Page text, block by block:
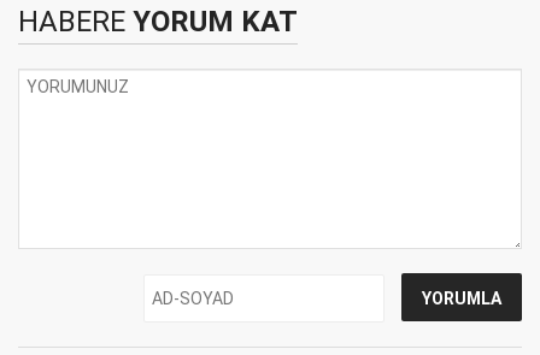
HABERE YORUM KAT